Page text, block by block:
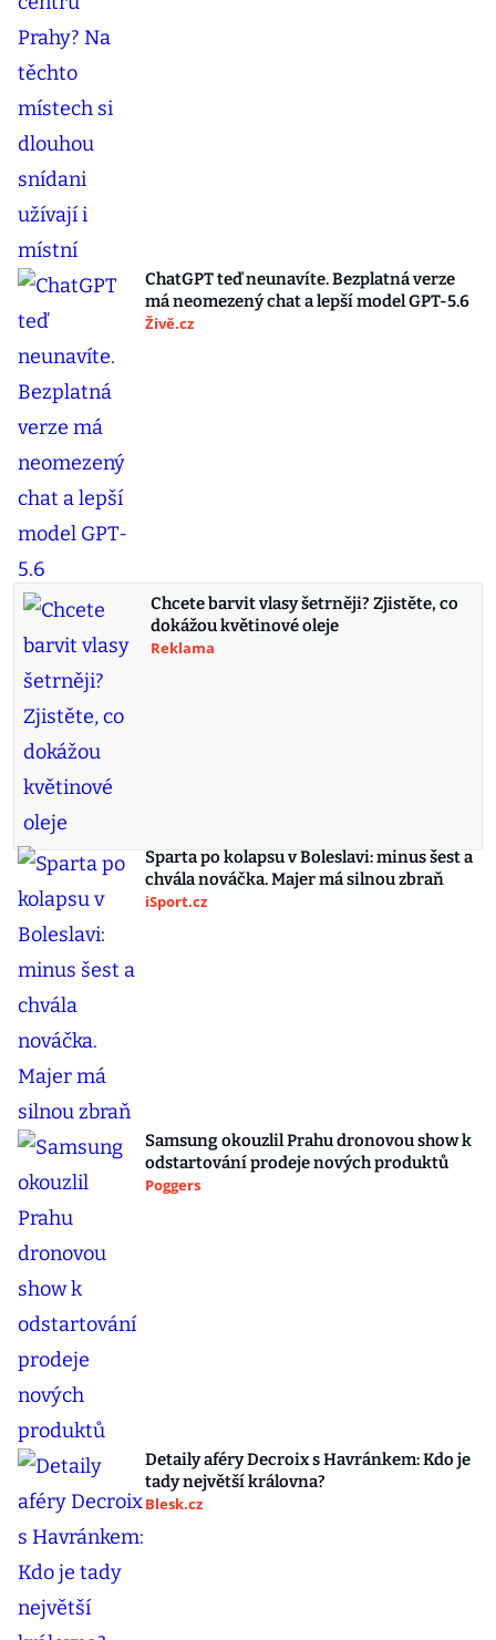
ChatGPT teď neunavíte. Bezplatná verze
má neomezený chat a lepší model GPT-5.6
Živě.cz
Chcete barvit vlasy šetrněji? Zjistěte, co
dokážou květinové oleje
Reklama
Sparta po kolapsu v Boleslavi: minus šest a
chvála nováčka. Majer má silnou zbraň
iSport.cz
Samsung okouzlil Prahu dronovou show k
odstartování prodeje nových produktů
Poggers
Detaily aféry Decroix s Havránkem: Kdo je
tady největší královna?
Blesk.cz